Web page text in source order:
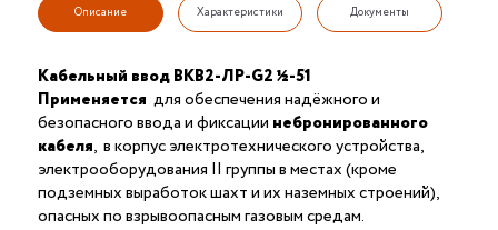
Описание Характеристики Документы
Кабельный ввод ВКВ2-ЛР-G2 ½-51
Применяется для обеспечения надёжного и
безопасного ввода и фиксации небронированного
кабеля, в корпус электротехнического устройства,
электрооборудования II группы в местах (кроме
подземных выработок шахт и их наземных строений),
опасных по взрывоопасным газовым средам.